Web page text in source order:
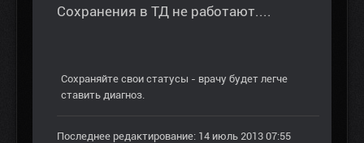
Сохранения в ТД не работают....
Сохраняйте свои статусы - врачу будет легче
ставить диагноз.
Последнее редактирование: 14 июль 2013 07:55